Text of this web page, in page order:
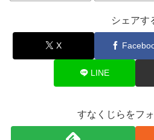
シェアす
X
LINE
すなくじらをフ